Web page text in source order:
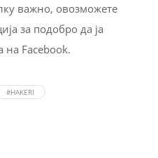
важно, овозможете
за подобро да ја
на Facebook.
#HAKERI